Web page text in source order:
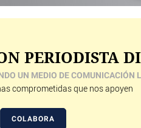
PERIODISTA
UN MEDIO DE COMUNICACIÓN
comprometidas que nos apoyen
COLABORA